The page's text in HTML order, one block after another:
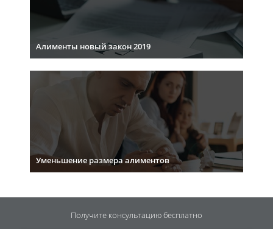
Алименты новый закон 2019
Уменьшение размера алиментов
Получите консультациюбесплатно